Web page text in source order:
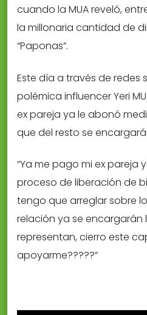
cuando la MUA reveló,
la millonaria cantidad de
“Paponas”.
Este día a través de redes
polémica influencer Yeri
ex pareja ya le abonó
que del resto se
“Ya me pago mi ex pareja
proceso de liberación de
tengo que arreglar sobre
relación ya se encargarán
representan, cierro este
apoyarme?????”